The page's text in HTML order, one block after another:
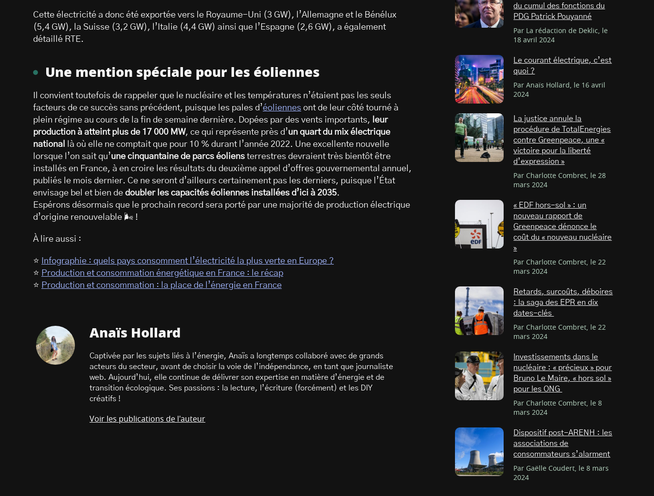
Cette électricité a donc été exportée vers le Royaume-Uni (3 GW), l’Allemagne et le Bénélux
(5,4 GW), la Suisse (3,2 GW), l’Italie (4,4 GW) ainsi que l’Espagne (2,6 GW), a également
détaillé RTE.
Une mention spéciale pour les éoliennes
Il convient toutefois de rappeler que le nucléaire et les températures n’étaient pas les seuls
facteurs de ce succès sans précédent, puisque les pales d’éoliennes ont de leur côté tourné à
plein régime au cours de la fin de semaine dernière. Dopées par des vents importants,
leur
production à atteint plus de 17 000 MW, ce qui représente près d’un quart du mix électrique
national
là où elle ne comptait que pour 10 % durant l’année 2022. Une excellente nouvelle
lorsque l’on sait qu’une cinquantaine de parcs éoliens terrestres devraient très bientôt être
installés en France, à en croire les résultats du deuxième appel d’offres gouvernemental annuel,
publiés le mois dernier. Ce ne seront d’ailleurs certainement pas les derniers, puisque l’État
envisage bel et bien de doubler les capacités éoliennes installées d’ici à 2035.
Espérons désormais que le prochain record sera porté par une majorité de production électrique
d’origine renouvelable 🌬️ !
À lire aussi :
⭐
Infographie : quels pays consomment l’électricité la plus verte en Europe ?
⭐ Production et consommation énergétique en France : le récap
⭐ Production et consommation : la place de l’énergie en France
Anaïs Hollard
Captivée par les sujets liés à l’énergie, Anaïs a longtemps collaboré avec de grands
acteurs du secteur, avant de choisir la voie de l’indépendance, en tant que journaliste
web. Aujourd’hui, elle continue de délivrer son expertise en matière d’énergie et de
transition écologique. Ses passions : la lecture, l’écriture (forcément) et les DIY
créatifs !
Voir les publications de l'auteur
du cumul des fonctions du
PDG Patrick Pouyanné
Par La rédaction de Deklic, le
18 avril 2024
Le courant électrique, c’est
quoi ?
Par Anaïs Hollard, le 16 avril
2024
La justice annule la
procédure de TotalEnergies
contre Greenpeace, une «
victoire pour la liberté
d’expression »
Par Charlotte Combret, le 28
mars 2024
« EDF hors-sol » : un
nouveau rapport de
Greenpeace dénonce le
coût du « nouveau nucléaire
»
Par Charlotte Combret, le 22
mars 2024
Retards, surcoûts, déboires
: la saga des EPR en dix
dates-clés
Par Charlotte Combret, le 22
mars 2024
Investissements dans le
nucléaire : « précieux » pour
Bruno Le Maire, « hors sol »
pour les ONG
Par Charlotte Combret, le 8
mars 2024
Dispositif post-ARENH : les
associations de
consommateurs s’alarment
Par Gaëlle Coudert, le 8 mars
2024